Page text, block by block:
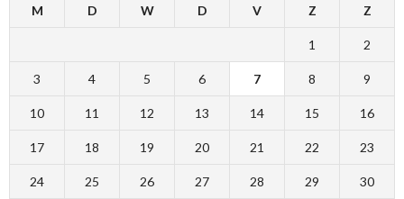
M D W D V Z Z
1 2
3 4 5 6 7 8 9
10 11 12 13 14 15 16
17 18 19 20 21 22 23
24 25 26 27 28 29 30